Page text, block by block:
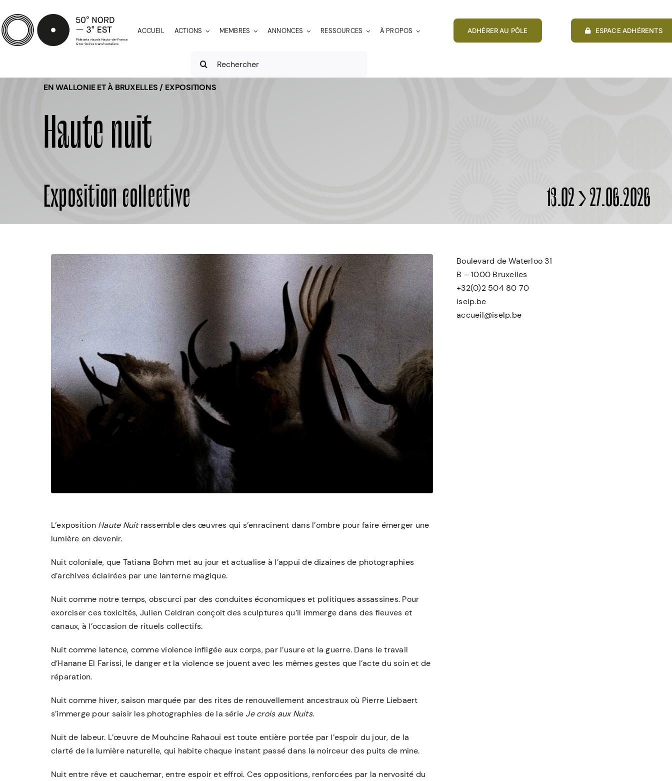
au
contenu
ACCUEIL ACTIONS MEMBRES ANNONCES RESSOURCES À PROPOS ADHÉRER AU PÔLE ESPACE ADHÉRENTS
EN WALLONIE ET À BRUXELLES / EXPOSITIONS
Haute nuit
Exposition collective 13.02 > 27.06.2026
L’exposition Haute Nuitrassemble des œuvres qui s’enracinent dans l’ombre pour faire émerger une
lumière en devenir.
Nuit coloniale, que Tatiana Bohm met au jour et actualise à l’appui de dizaines de photographies
d’archives éclairées par une lanterne magique.
Nuit comme notre temps, obscurci par des conduites économiques et politiques assassines. Pour
exorciser ces toxicités, Julien Celdran conçoit des sculptures qu’il immerge dans des fleuves et
canaux, à l’occasion de rituels collectifs.
Nuit comme latence, comme violence infligée aux corps, par l’usure et la guerre. Dans le travail
d’Hanane El Farissi, le danger et la violence se jouent avec les mêmes gestes que l’acte du soin et de
réparation.
Nuit comme hiver, saison marquée par des rites de renouvellement ancestraux où Pierre Liebaert
s’immerge pour saisir les photographies de la série Je crois aux Nuits.
Nuit de labeur. L’œuvre de Mouhcine Rahaoui est toute entière portée par l’espoir du jour, de la
clarté de la lumière naturelle, qui habite chaque instant passé dans la noirceur des puits de mine.
Nuit entre rêve et cauchemar, entre espoir et effroi. Ces oppositions, renforcées par la nervosité du
Boulevard de Waterloo 31
B – 1000 Bruxelles
+32(0)2 504 80 70
iselp.be
accueil@iselp.be